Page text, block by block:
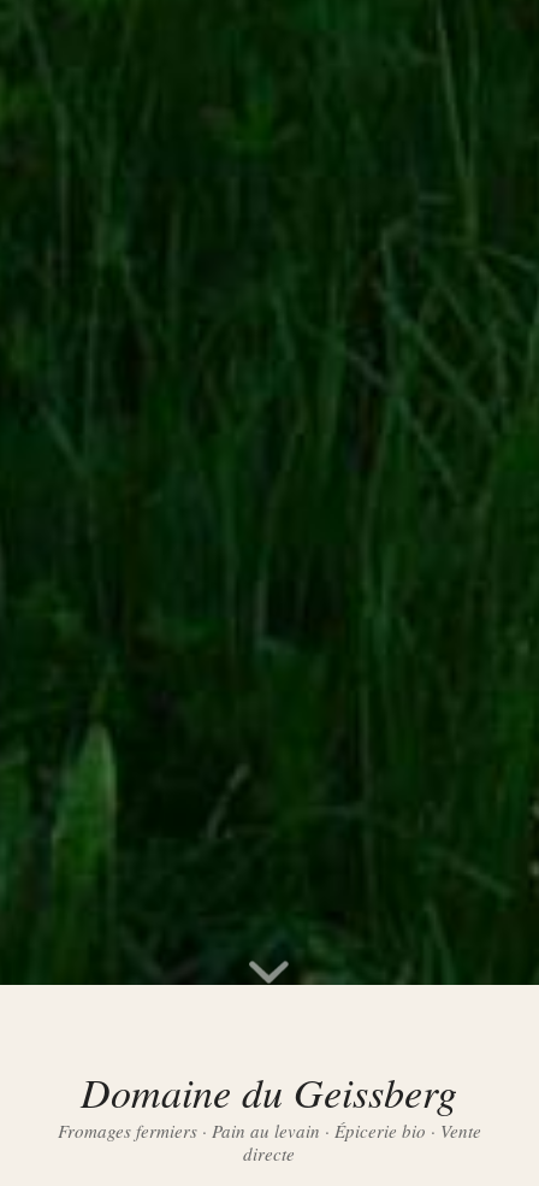
Domaine du Geissberg
Fromages fermiers · Pain au levain · Épicerie bio · Vente
directe